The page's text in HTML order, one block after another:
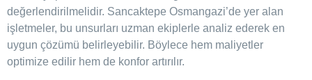
değerlendirilmelidir. Sancaktepe Osmangazi’de yer alan
işletmeler, bu unsurları uzman ekiplerle analiz ederek en
uygun çözümü belirleyebilir. Böylece hem maliyetler
optimize edilir hem de konfor artırılır.